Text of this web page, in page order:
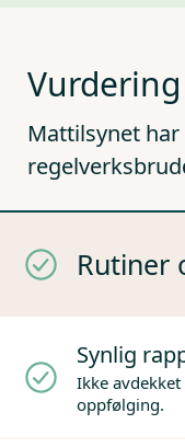
Mattilsynet
Rutiner
Synlig
Ikke
oppfølging.